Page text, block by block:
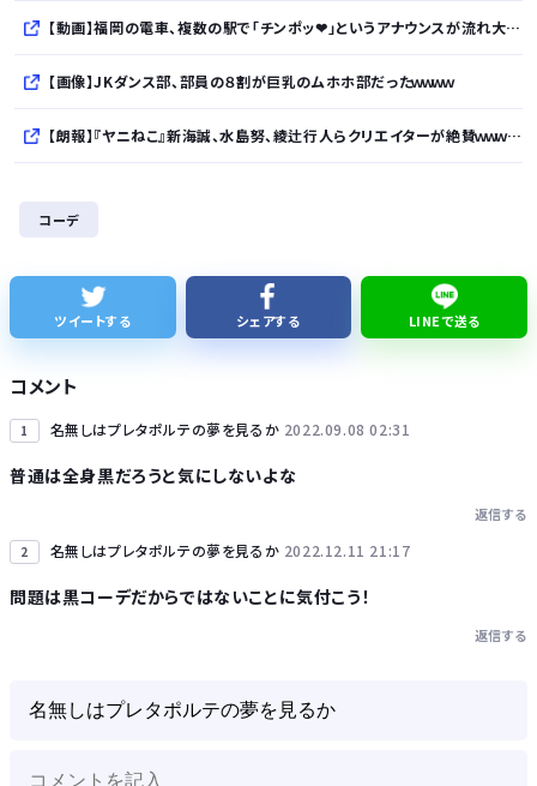
【動画】福岡の電車、複数の駅で「チンポッ❤」というアナウンスが流れ大騒ぎwwwwwwwww
【画像】JKダンス部、部員の８割が巨乳のムホホ部だったｗｗｗｗ
【朗報】『ヤニねこ』新海誠、水島努、綾辻行人らクリエイターが絶賛ｗｗｗｗｗｗｗｗｗ
シカ「ヒマワリ全部喰った」 郡山布引風の高原まつり中止
コーデ
ツイートする シェアする LINEで送る
コメント
1 名無しはプレタポルテの夢を見るか 2022.09.08 02:31
普通は全身黒だろうと気にしないよな
返信する
2 名無しはプレタポルテの夢を見るか 2022.12.11 21:17
問題は黒コーデだからではないことに気付こう！
返信する